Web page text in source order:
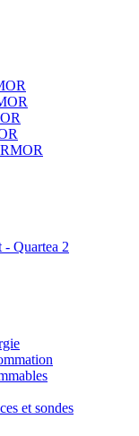
- Quartea 2
et sondes